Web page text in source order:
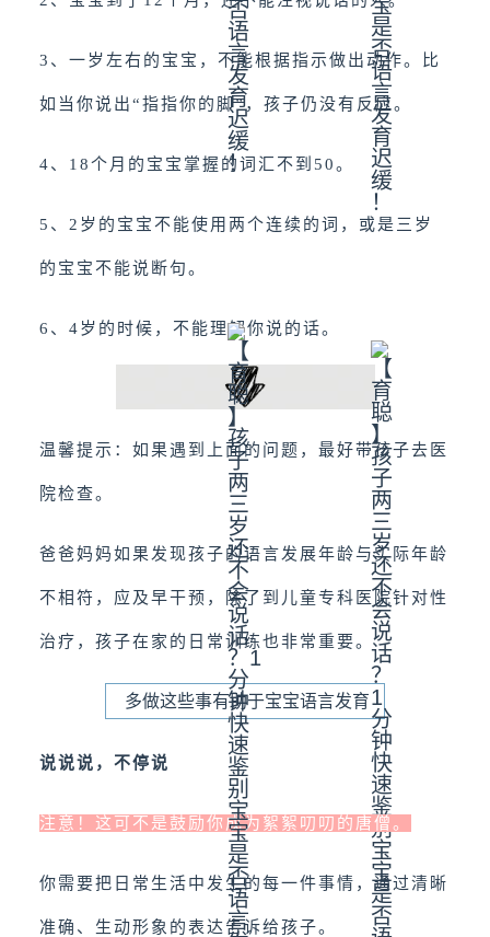
3、一岁左右的宝宝，不能根据指示做出动作。比
如当你说出“指指你的脚”，孩子仍没有反应。
4、18个月的宝宝掌握的词汇不到50。
5、2岁的宝宝不能使用两个连续的词，或是三岁
的宝宝不能说断句。
6、4岁的时候，不能理解你说的话。
温馨提示：如果遇到上面的问题，最好带孩子去医
院检查。
爸爸妈妈如果发现孩子的语言发展年龄与实际年龄
不相符，应及早干预，除了到儿童专科医院针对性
治疗，孩子在家的日常训练也非常重要。
多做这些事有助于宝宝语言发育
说说说，不停说
注意！这可不是鼓励你成为絮絮叨叨的唐僧。
你需要把日常生活中发生的每一件事情，通过清晰
准确、生动形象的表达告诉给孩子。